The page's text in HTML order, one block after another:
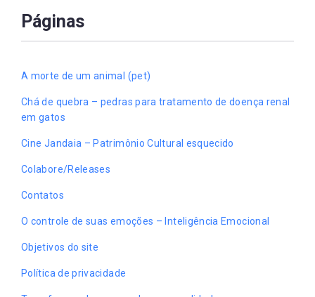
Páginas
A morte de um animal (pet)
Chá de quebra – pedras para tratamento de doença renal
em gatos
Cine Jandaia – Patrimônio Cultural esquecido
Colabore/Releases
Contatos
O controle de suas emoções – Inteligência Emocional
Objetivos do site
Política de privacidade